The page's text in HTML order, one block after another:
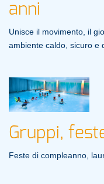
anni
Unisce il movimento, il
ambiente caldo, sicuro e
Gruppi,
Feste di compleanno,